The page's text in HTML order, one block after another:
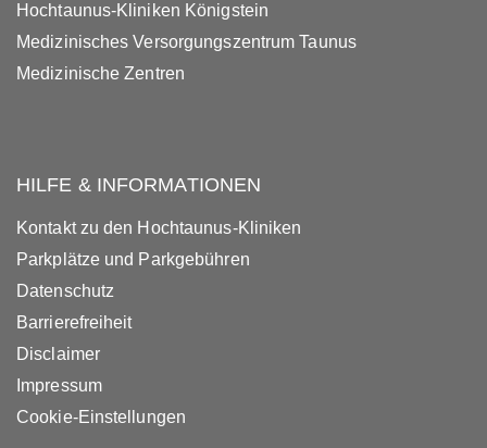
Hochtaunus-Kliniken Königstein
Medizinisches Versorgungszentrum Taunus
Medizinische Zentren
HILFE & INFORMATIONEN
Kontakt zu den Hochtaunus-Kliniken
Parkplätze und Parkgebühren
Datenschutz
Barrierefreiheit
Disclaimer
Impressum
Cookie-Einstellungen